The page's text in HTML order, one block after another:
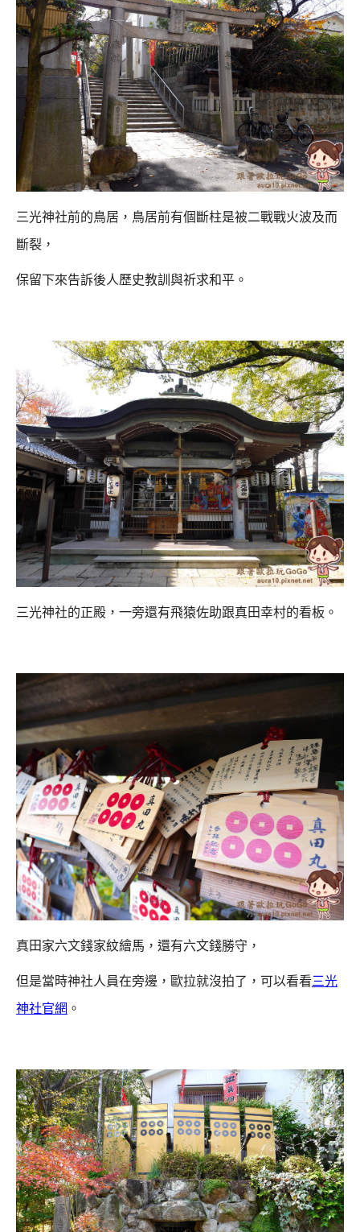
三光神社前的鳥居，鳥居前有個斷柱是被二戰戰火波及而
斷裂，
保留下來告訴後人歷史教訓與祈求和平。
三光神社的正殿，一旁還有飛猿佐助跟真田幸村的看板。
真田家六文錢家紋繪馬，還有六文錢勝守，
但是當時神社人員在旁邊，歐拉就沒拍了，可以看看三光
神社官網 。